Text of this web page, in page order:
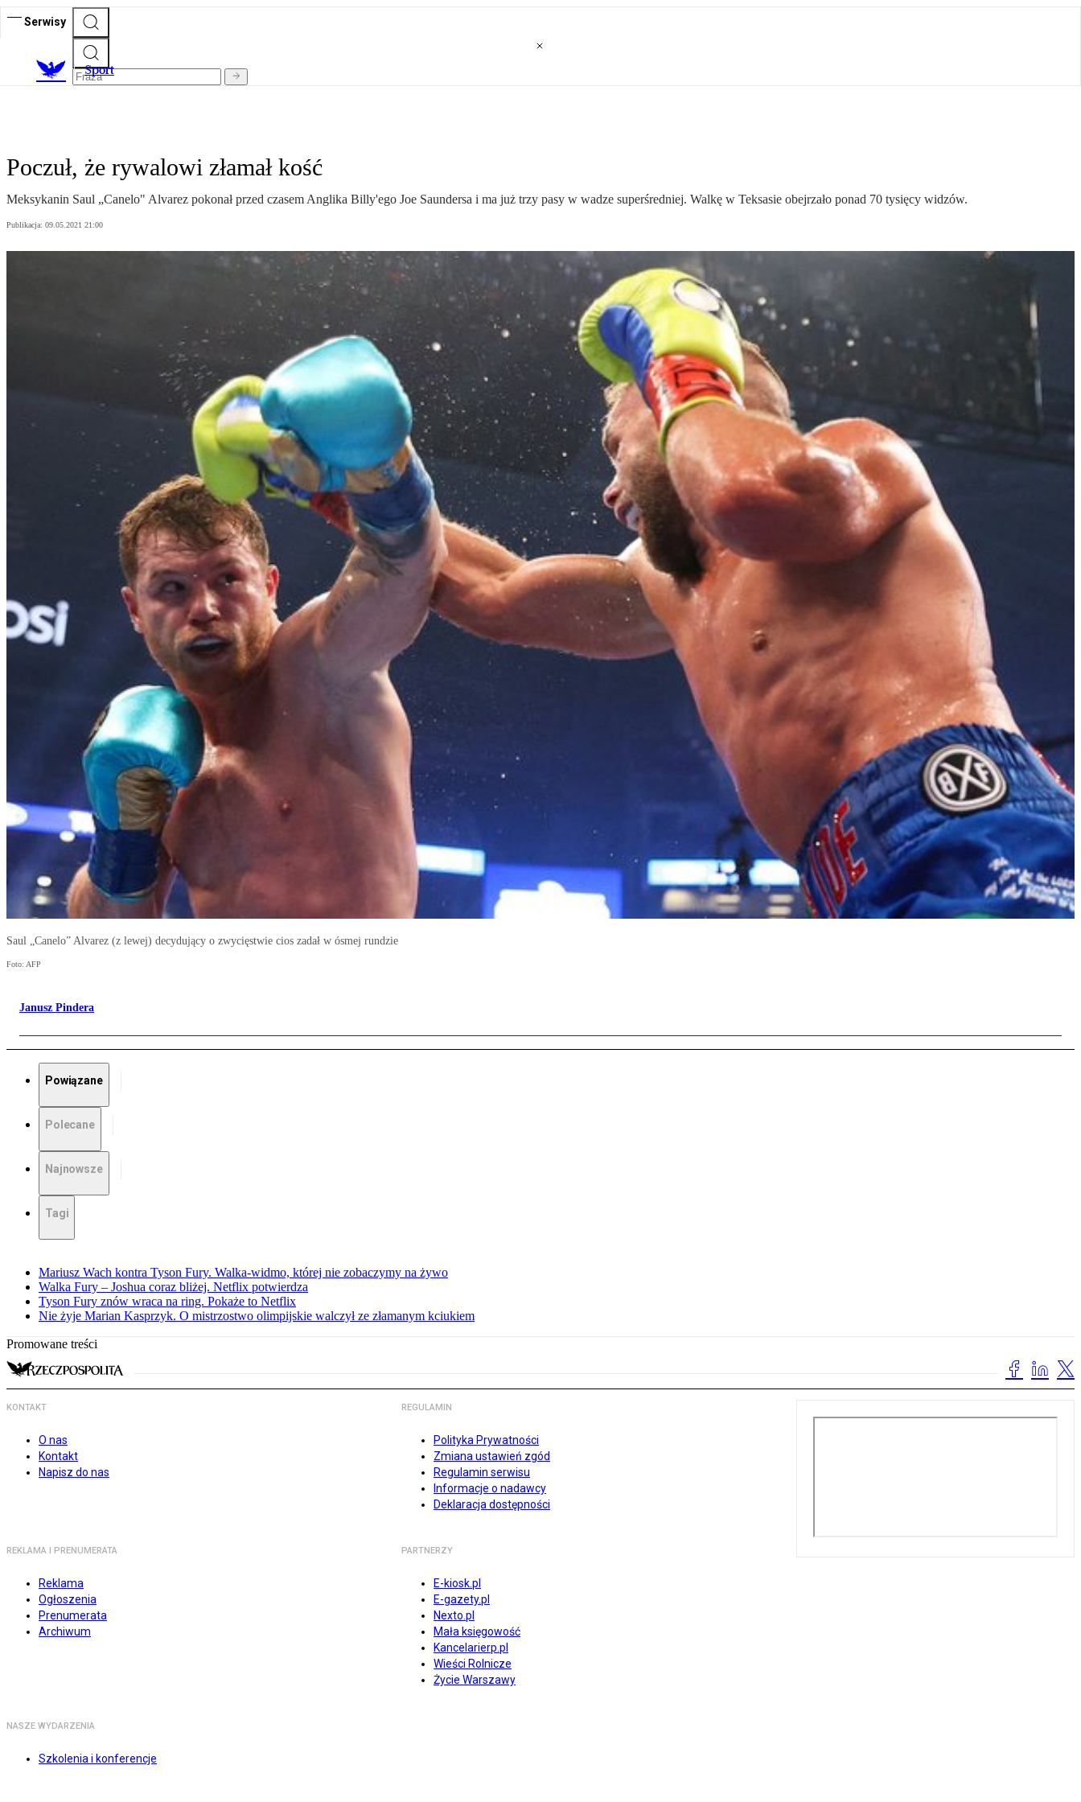
Serwisy
Sport
Poczuł, że rywalowi złamał kość
Meksykanin Saul „Canelo" Alvarez pokonał przed czasem Anglika Billy'ego Joe Saundersa i ma już trzy pasy w wadze superśredniej. Walkę w Teksasie obejrzało ponad 70 tysięcy widzów.
Publikacja: 09.05.2021 21:00
Saul „Canelo” Alvarez (z lewej) decydujący o zwycięstwie cios zadał w ósmej rundzie
Foto: AFP
Janusz Pindera
Powiązane
Polecane
Najnowsze
Tagi
Mariusz Wach kontra Tyson Fury. Walka-widmo, której nie zobaczymy na żywo
Walka Fury – Joshua coraz bliżej. Netflix potwierdza
Tyson Fury znów wraca na ring. Pokaże to Netflix
Nie żyje Marian Kasprzyk. O mistrzostwo olimpijskie walczył ze złamanym kciukiem
Promowane treści
KONTAKT
O nas
Kontakt
Napisz do nas
REGULAMIN
Polityka Prywatności
Zmiana ustawień zgód
Regulamin serwisu
Informacje o nadawcy
Deklaracja dostępności
REKLAMA I PRENUMERATA
Reklama
Ogłoszenia
Prenumerata
Archiwum
PARTNERZY
E-kiosk.pl
E-gazety.pl
Nexto.pl
Mała księgowość
Kancelarierp.pl
Wieści Rolnicze
Życie Warszawy
NASZE WYDARZENIA
Szkolenia i konferencje